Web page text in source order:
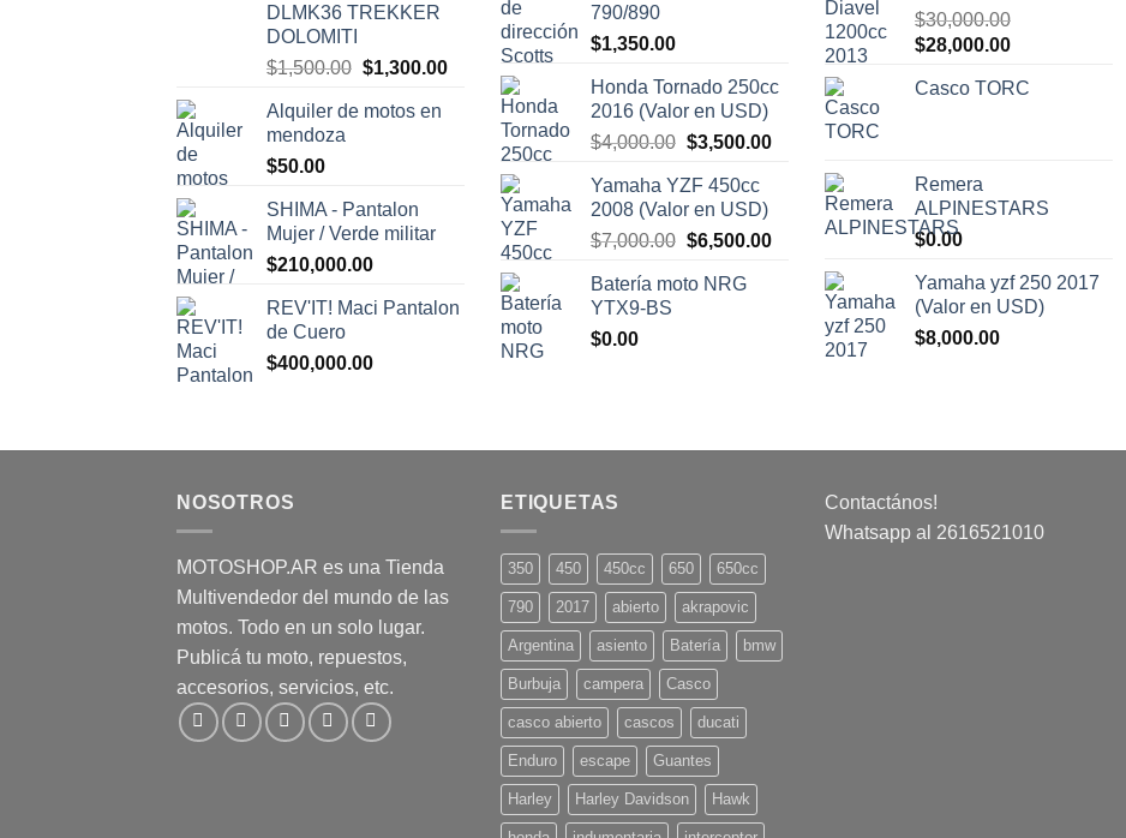
DLMK36 TREKKER
DOLOMITI
$1,500.00 El
original
$1,300.00El
$1,300.00.
Alquiler de motos en
mendoza
$50.00
SHIMA - Pantalon
Mujer / Verde militar
$210,000.00
REV'IT! Maci Pantalon
de Cuero
$400,000.00
790/890
$1,350.00
Honda Tornado 250cc
2016 (Valor en USD)
$4,000.00 El
original
era:
$4,000.00.
$3,500.00El
$3,500.00.
Yamaha YZF 450cc
2008 (Valor en USD)
$7,000.00 El
original
$6,500.00El
$6,500.00.
Batería moto NRG
YTX9-BS
$0.00
$30,000.00
El
original
$28,000.00El
actual
Casco TORC
Remera
ALPINESTARS
$0.00
Yamaha yzf 250 2017
(Valor en USD)
$8,000.00
NOSOTROS
MOTOSHOP.AR es una Tienda
Multivendedor del mundo de las
motos. Todo en un solo lugar.
Publicá tu moto, repuestos,
accesorios, servicios, etc.
ETIQUETAS
350 450 450cc 650 650cc
790 2017 abierto akrapovic
Argentina asiento Batería bmw
Burbuja campera Casco
casco abierto cascos ducati
Enduro escape Guantes
Harley Harley Davidson Hawk
Contactános!
Whatsapp al 2616521010